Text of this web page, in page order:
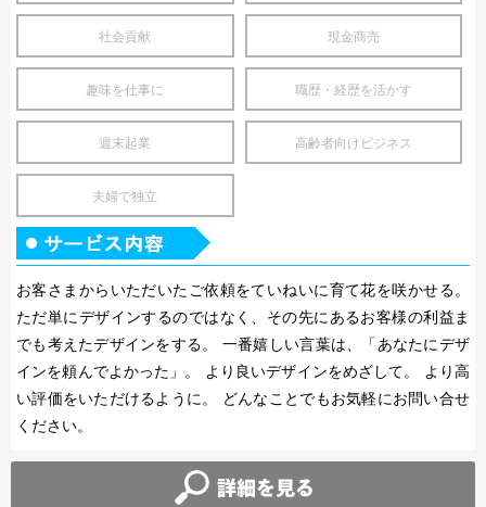
社会貢献 現金商売
趣味を仕事に 職歴・経歴を活かす
週末起業 高齢者向けビジネス
夫婦で独立
お客さまからいただいたご依頼をていねいに育て花を咲かせる。
ただ単にデザインするのではなく、その先にあるお客様の利益ま
でも考えたデザインをする。 一番嬉しい言葉は、「あなたにデザ
インを頼んでよかった」。 より良いデザインをめざして。 より高
い評価をいただけるように。 どんなことでもお気軽にお問い合せ
ください。